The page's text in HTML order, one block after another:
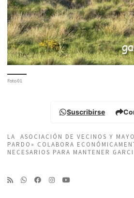
Foto 01
Suscribirse
LA ASOCIACIÓN DE VECINOS Y
PARDO» COLABORA
NECESARIOS PARA MANTENER